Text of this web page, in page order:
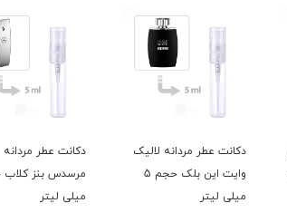
دکانت عطر مردانه لالیک
وایت این بلک حجم 5
میلی لیتر
دکانت عطر مردانه
میلی لیتر